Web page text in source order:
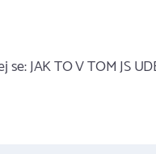
JAK TO V TOM JS